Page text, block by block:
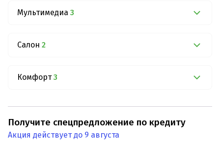
Мультимедиа 3
Салон 2
Комфорт 3
Получите спецпредложение по кредиту
Акция действует до 9 августа